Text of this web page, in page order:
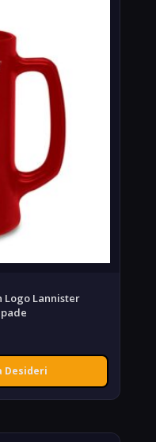
Logo Lannister
Desideri